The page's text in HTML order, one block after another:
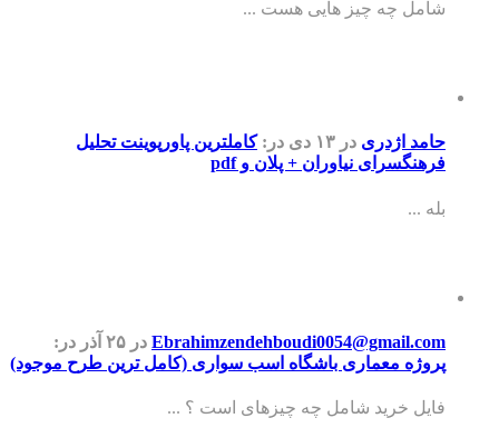
شامل چه چیز هایی هست ...
حامد اژدری در ۱۳ دی در: کاملترین پاورپوینت تحلیل
فرهنگسرای نیاوران + پلان و pdf
بله ...
Ebrahimzendehboudi0054@gmail.com در ۲۵ آذر
در:
پروژه معماری باشگاه اسب سواری (کامل ترین طرح موجود)
فایل خرید شامل چه چیزهای است ؟ ...